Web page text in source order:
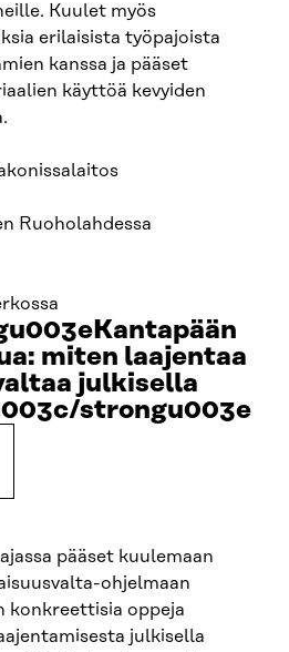
Kuulet myös
erilaisista työpajoista
kanssa ja pääset
käyttöä kevyiden
Ruoholahdessa
miten laajentaa
julkisella
strongu003e
pääset kuulemaan
ohjelmaan
konkreettisia oppeja
julkisella